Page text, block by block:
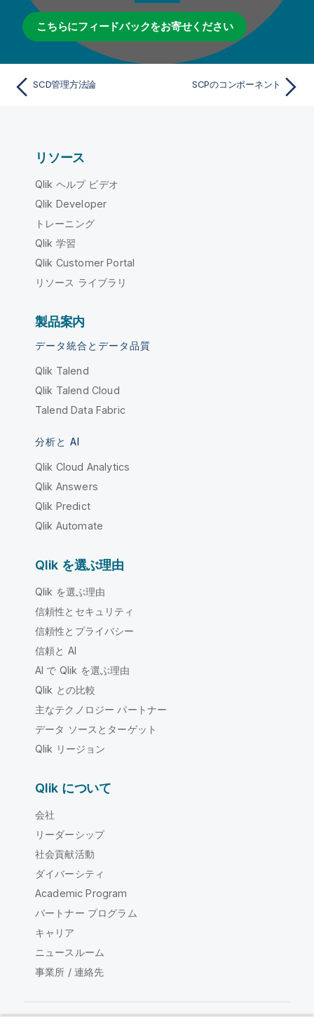
こちらにフィードバックをお寄せください
SCD管理方法論 SCPのコンポーネント
リソース
Qlik ヘルプ ビデオ
Qlik Developer
トレーニング
Qlik 学習
Qlik Customer Portal
リソース ライブラリ
製品案内
データ統合とデータ品質
Qlik Talend
Qlik Talend Cloud
Talend Data Fabric
分析と AI
Qlik Cloud Analytics
Qlik Answers
Qlik Predict
Qlik Automate
Qlik を選ぶ理由
Qlik を選ぶ理由
信頼性とセキュリティ
信頼性とプライバシー
信頼と AI
AI で Qlik を選ぶ理由
Qlik との比較
主なテクノロジー パートナー
データ ソースとターゲット
Qlik リージョン
Qlik について
会社
リーダーシップ
社会貢献活動
ダイバーシティ
Academic Program
パートナー プログラム
キャリア
ニュースルーム
事業所 / 連絡先